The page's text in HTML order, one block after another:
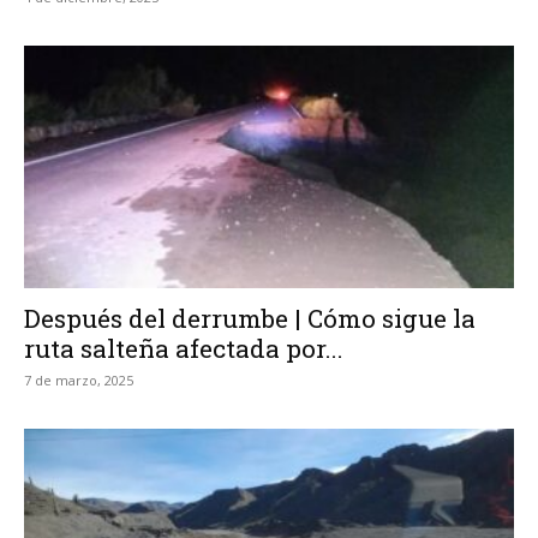
Después del derrumbe | Cómo sigue la
ruta salteña afectada por...
7 de marzo, 2025